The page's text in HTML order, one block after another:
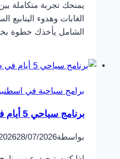
يمنحك تجربة متكاملة
الغابات وهدوء الينابيع
الشامل يأخذك خطوة
برامج سياحية في
برنامج سياحي 5 أيام في صبنجة
بواسطة28/07/2026